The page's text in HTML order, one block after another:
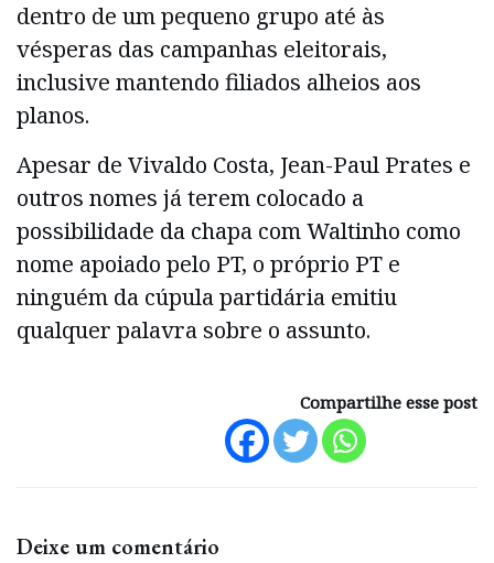
dentro de um pequeno grupo até às
vésperas das campanhas eleitorais,
inclusive mantendo filiados alheios aos
planos.
Apesar de Vivaldo Costa, Jean-Paul Prates e
outros nomes já terem colocado a
possibilidade da chapa com Waltinho como
nome apoiado pelo PT, o próprio PT e
ninguém da cúpula partidária emitiu
qualquer palavra sobre o assunto.
Compartilhe esse post
Deixe um comentário